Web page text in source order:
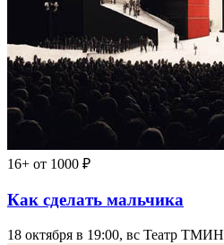
16+ от 1000 ₽
Как сделать мальчика
18 октября в 19:00, вс Театр ТМИН